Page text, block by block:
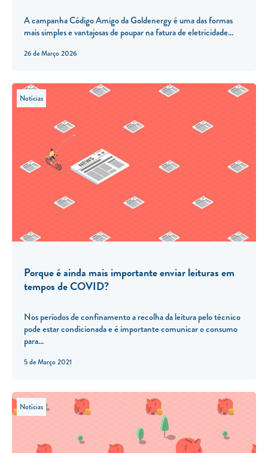
26 de Março 2026
A campanha Código Amigo da Goldenergy é uma das formas
mais simples e vantajosas de poupar na fatura de eletricidade...
5 de Março 2021
Notícias
Porque é ainda mais importante enviar leituras em
tempos de COVID?
Nos períodos de confinamento a recolha da leitura pelo técnico
pode estar condicionada e é importante comunicar o consumo
para...
Notícias